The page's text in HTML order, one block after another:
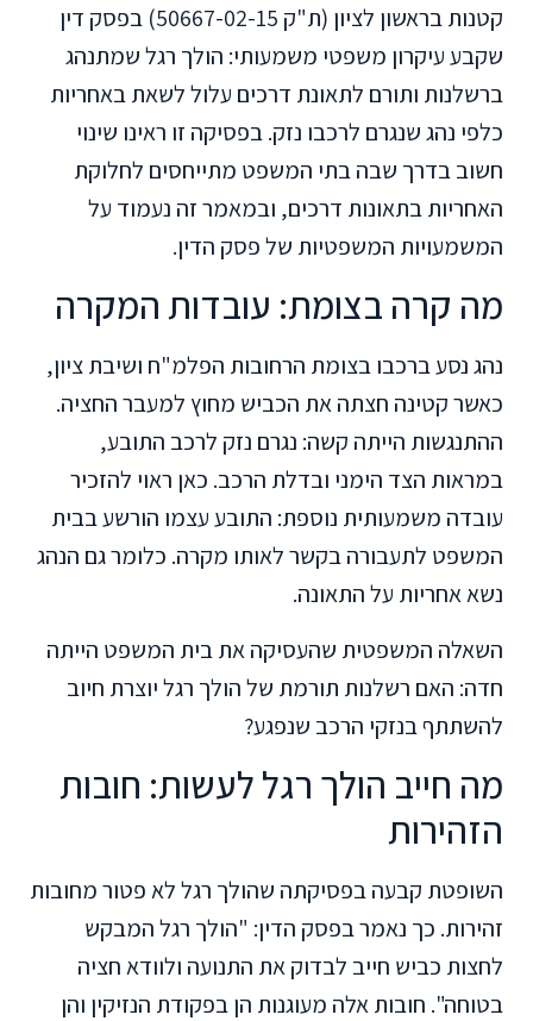
קטנות בראשון לציון (ת"ק 50667-02-15) בפסק דין
שקבע עיקרון משפטי משמעותי: הולך רגל שמתנהג
ברשלנות ותורם לתאונת דרכים עלול לשאת באחריות
כלפי נהג שנגרם לרכבו נזק. בפסיקה זו ראינו שינוי
חשוב בדרך שבה בתי המשפט מתייחסים לחלוקת
האחריות בתאונות דרכים, ובמאמר זה נעמוד על
המשמעויות המשפטיות של פסק הדין.
מה קרה בצומת: עובדות המקרה
נהג נסע ברכבו בצומת הרחובות הפלמ"ח ושיבת ציון,
כאשר קטינה חצתה את הכביש מחוץ למעבר החציה.
ההתנגשות הייתה קשה: נגרם נזק לרכב התובע,
במראות הצד הימני ובדלת הרכב. כאן ראוי להזכיר
עובדה משמעותית נוספת: התובע עצמו הורשע בבית
המשפט לתעבורה בקשר לאותו מקרה. כלומר גם הנהג
נשא אחריות על התאונה.
השאלה המשפטית שהעסיקה את בית המשפט הייתה
חדה: האם רשלנות תורמת של הולך רגל יוצרת חיוב
להשתתף בנזקי הרכב שנפגע?
מה חייב הולך רגל לעשות: חובות
הזהירות
השופטת קבעה בפסיקתה שהולך רגל לא פטור מחובות
זהירות. כך נאמר בפסק הדין: "הולך רגל המבקש
לחצות כביש חייב לבדוק את התנועה ולוודא חציה
בטוחה". חובות אלה מעוגנות הן בפקודת הנזיקין והן